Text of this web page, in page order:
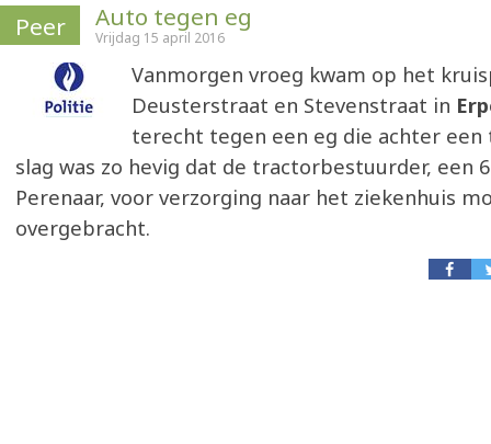
Peer Auto tegen eg
Vrijdag 15 april 2016
Vanmorgen vroeg kwam op het
Deusterstraat en Stevenstraat in
terecht tegen een eg die achter een
slag was zo hevig dat de tractorbestuurder, een
Perenaar, voor verzorging naar het ziekenhuis
overgebracht.